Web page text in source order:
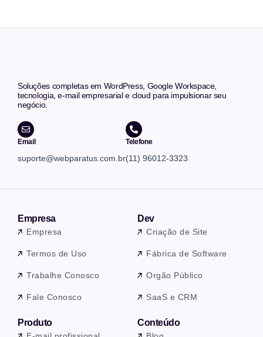
Soluções completas em WordPress, Google Workspace,
tecnologia, e-mail empresarial e cloud para impulsionar seu
negócio.
Email
suporte@webparatus.com.br
Telefone
(11) 96012-3323
Empresa
Empresa
Termos de Uso
Trabalhe Conosco
Fale Conosco
Dev
Criação de Site
Fábrica de Software
Orgão Público
SaaS e CRM
Produto Conteúdo